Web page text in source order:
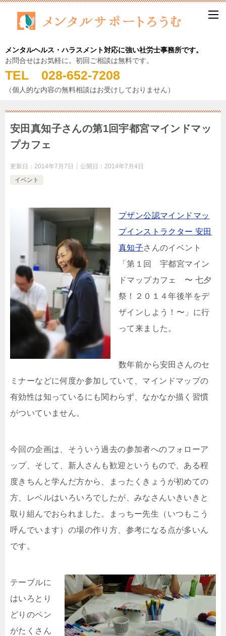
メンタルヘルス・ハラスメント対応に強い社労士事務所です。
お問合せはお気軽に。初回ご相談は無料です。
TEL 028-652-7208
（個人的な内容の無料相談はお受けしておりません）
安田真知子さんの第1回宇都宮マインドマッ
プカフェ
更新日： 2014年7月7日 公開日： 2014年7月4日
イベント
プザン公認マインドマッ
プインストラクター 安田
真知子さんのイベント
「第１回 宇都宮マイン
ドマップカフェ 〜 七夕
祭！２０１４年後半をデ
ザインしよう！〜」に行
って来ました。
数年前から安田さんのセ
ミナーなどに何度か参加していて、マインドマップの
有効性は知っているにも関わらず、なかなか描く習慣
がついていません。
今回の企画は、そういう過去の参加者へのフォローア
ップ、そして、新人さんも歓迎というもので、ある程
度きちんと学んだ方から、まったくきょうが初めての
方、レベルはいろいろでしたが、みなさんいきいきと
取り組んでおられました。まっちー先生（いつもこう
呼んでいます）の場の作り方、参考になる点が多いん
です。
テーブルに
はいろとり
どりのペン
がたくさん